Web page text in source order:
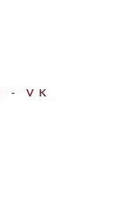
VK